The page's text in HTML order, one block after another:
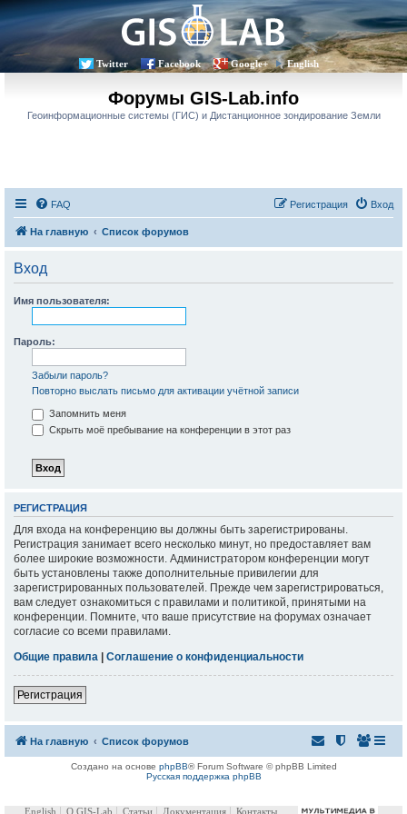
Twitter Facebook Google+ English
Форумы GIS-Lab.info
Геоинформационные системы (ГИС) и Дистанционное зондирование Земли
FAQ Вход
Регистрация
На главную Список форумов
Вход
Имя пользователя:
Пароль:
Забыли пароль?
Повторно выслать письмо для активации учётной записи
Запомнить меня
Скрыть моё пребывание на конференции в этот раз
РЕГИСТРАЦИЯ
Для входа на конференцию вы должны быть зарегистрированы.
Регистрация занимает всего несколько минут, но предоставляет вам
более широкие возможности. Администратором конференции могут
быть установлены также дополнительные привилегии для
зарегистрированных пользователей. Прежде чем зарегистрироваться,
вам следует ознакомиться с правилами и политикой, принятыми на
конференции. Помните, что ваше присутствие на форумах означает
согласие со всеми правилами.
Общие правила | Соглашение о конфиденциальности
Регистрация
На главную Список форумов
Создано на основе phpBB® Forum Software © phpBB Limited
Русская поддержка phpBB
English О GIS-Lab Статьи Документация Контакты